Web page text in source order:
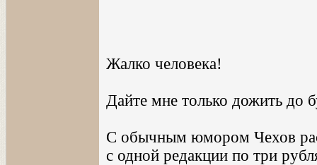
Жалко человека!
Дайте мне только дожить до
С обычным юмором Чехов
с одной редакции по три